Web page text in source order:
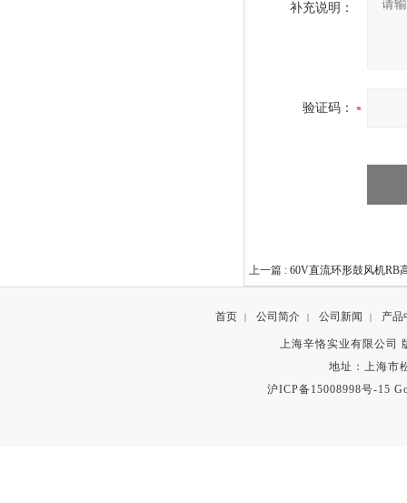
补充说明：
验证码：
上一篇 : 60V直流环形鼓风机RB
首页 | 公司简介 | 公司新闻 | 产品
上海辛恪实业有限公司
地址：上海市
沪ICP备15008998号-15